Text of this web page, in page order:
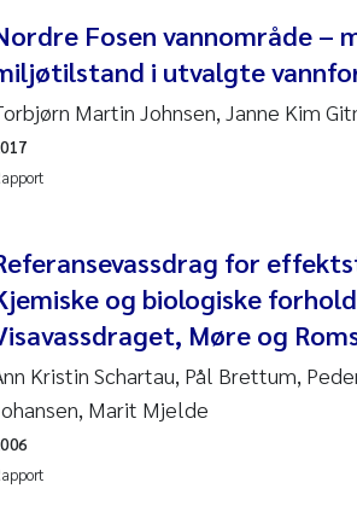
2020
2019
2018
2016
2014
2013
Eirin Aasland
Andy Stock
Ellen Johannesen
Steen Wilhelm Knudsen
Paul Ragnar Berg
Nullstill
Fosen vannområde –
i utvalgte
Martin Johnsen, Janne Kim
for
og biologiske
Møre og
Kristin Schartau, Pål Brettum,
Marit Mjelde